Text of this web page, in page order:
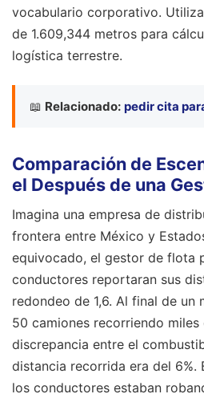
vocabulario corporativo.
de 1.609,344 metros para
logística terrestre.
📖 Relacionado: pedir cita
Comparación de
el Después de una
Imagina una empresa de
frontera entre México y
equivocado, el gestor de flota
conductores reportaran sus
redondeo de 1,6. Al final de un
50 camiones recorriendo
discrepancia entre el
distancia recorrida era del 6%.
los conductores estaban